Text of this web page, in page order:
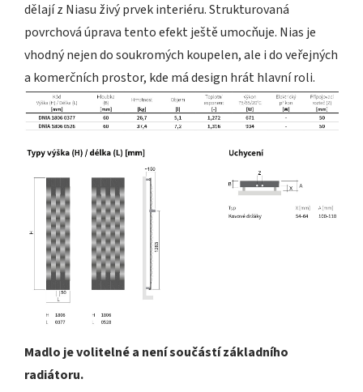
dělají z Niasu živý prvek interiéru. Strukturovaná
povrchová úprava tento efekt ještě umocňuje. Nias je
vhodný nejen do soukromých koupelen, ale i do veřejných
a komerčních prostor, kde má design hrát hlavní roli.
Madlo je volitelné a není součástí základního
radiátoru.